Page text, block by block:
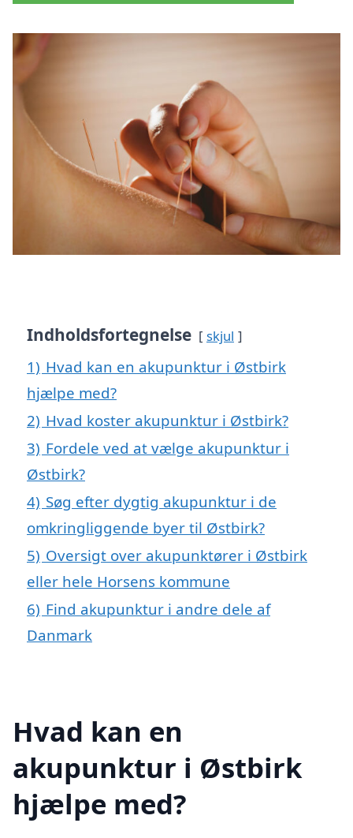
Indholdsfortegnelse skjul
1) Hvad kan en akupunktur i Østbirk
hjælpe med?
2) Hvad koster akupunktur i Østbirk?
3) Fordele ved at vælge akupunktur i
Østbirk?
4) Søg efter dygtig akupunktur i de
omkringliggende byer til Østbirk?
5) Oversigt over akupunktører i Østbirk
eller hele Horsens kommune
6) Find akupunktur i andre dele af
Danmark
Hvad kan en
akupunktur i Østbirk
hjælpe med?